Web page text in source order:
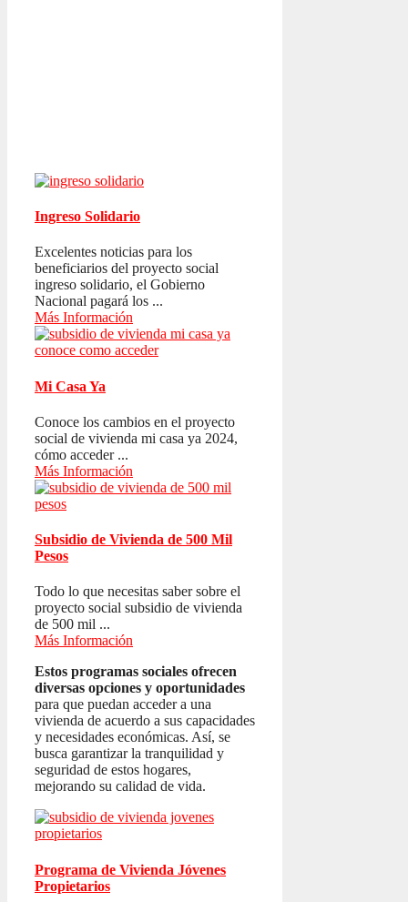
Ingreso Solidario
Excelentes noticias para los
beneficiarios del proyecto social
ingreso solidario, el Gobierno
Nacional pagará los ...
Más Información
Mi Casa Ya
Conoce los cambios en el proyecto
social de vivienda mi casa ya 2024,
cómo acceder ...
Más Información
Subsidio de Vivienda de 500 Mil
Pesos
Todo lo que necesitas saber sobre el
proyecto social subsidio de vivienda
de 500 mil ...
Más Información
Estos programas sociales ofrecen
diversas opciones y oportunidades
para que puedan acceder a una
vivienda de acuerdo a sus capacidades
y necesidades económicas. Así, se
busca garantizar la tranquilidad y
seguridad de estos hogares,
mejorando su calidad de vida.
Programa de Vivienda Jóvenes
Propietarios